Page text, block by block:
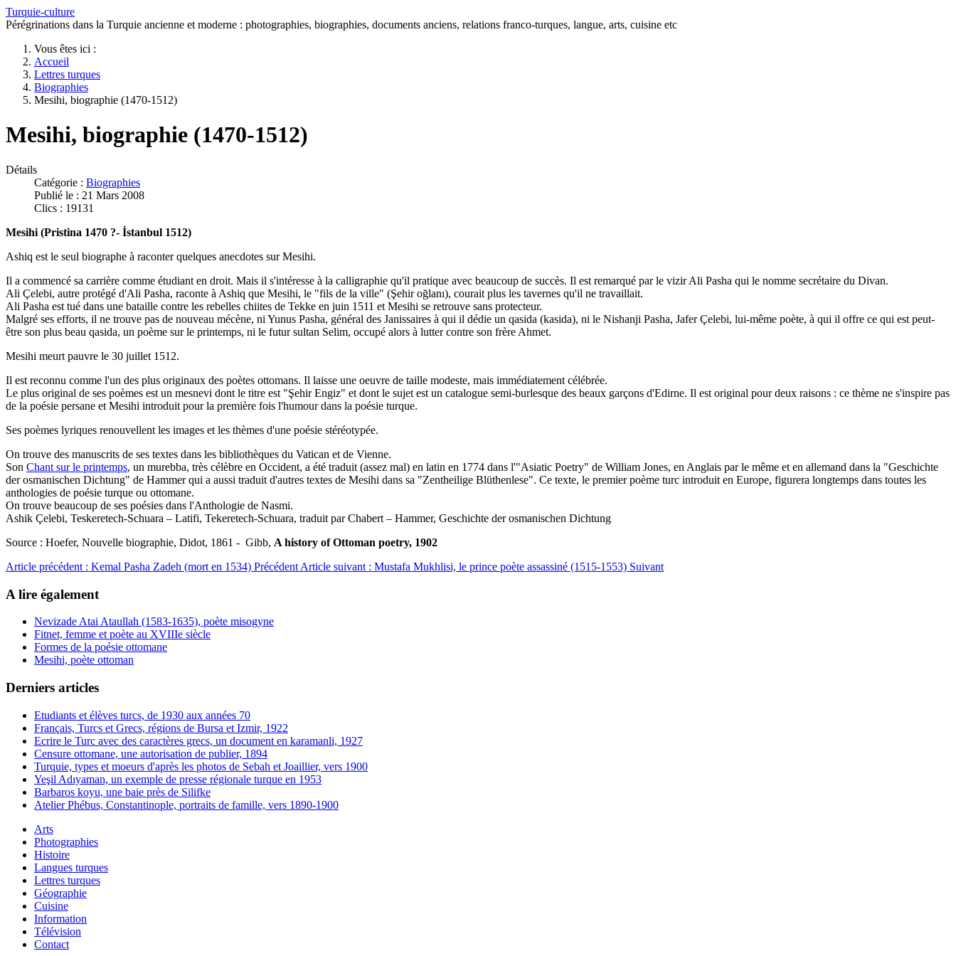
Turquie-culture
Pérégrinations dans la Turquie ancienne et moderne : photographies, biographies, documents anciens, relations franco-turques, langue, arts, cuisine etc
Vous êtes ici :
Accueil
Lettres turques
Biographies
Mesihi, biographie (1470-1512)
Mesihi, biographie (1470-1512)
Détails
Catégorie : Biographies
Publié le : 21 Mars 2008
Clics : 19131
Mesihi (Pristina 1470 ?- İstanbul 1512)
Ashiq est le seul biographe à raconter quelques anecdotes sur Mesihi.
Il a commencé sa carrière comme étudiant en droit. Mais il s'intéresse à la calligraphie qu'il pratique avec beaucoup de succès. Il est remarqué par le vizir Ali Pasha qui le nomme secrétaire du Divan.
Ali Çelebi, autre protégé d'Ali Pasha, raconte à Ashiq que Mesihi, le "fils de la ville" (Şehir oğlanı), courait plus les tavernes qu'il ne travaillait.
Ali Pasha est tué dans une bataille contre les rebelles chiites de Tekke en juin 1511 et Mesihi se retrouve sans protecteur.
Malgré ses efforts, il ne trouve pas de nouveau mécène, ni Yunus Pasha, général des Janissaires à qui il dédie un qasida (kasida), ni le Nishanji Pasha, JaferÇelebi, lui-même poète, à qui il offre ce qui est peut-
être son plus beau qasida, un poème sur le printemps, ni le futur sultan Selim, occupé alors à lutter contre son frère Ahmet.
Mesihi meurt pauvre le 30 juillet 1512.
Il est reconnu comme l'un des plus originaux des poètes ottomans. Il laisse une oeuvre de taille modeste, mais immédiatement célébrée.
Le plus original de ses poèmes est un mesnevi dont le titre est "Şehir Engiz" et dont le sujet est un catalogue semi-burlesque des beaux garçons d'Edirne. Il est original pour deux raisons : ce thème ne s'inspire pas
de la poésie persane et Mesihi introduit pour la première fois l'humour dans la poésie turque.
Ses poèmes lyriques renouvellent les images et les thèmes d'une poésie stéréotypée.
On trouve des manuscrits de ses textes dans les bibliothèques du Vatican et de Vienne.
Son Chant sur le printemps, un murebba, très célèbre en Occident, a été traduit (assez mal) en latin en 1774 dans l'"Asiatic Poetry" de William Jones, en Anglais par le même et en allemand dans la "Geschichte
der osmanischen Dichtung" de Hammer qui a aussi traduit d'autres textes de Mesihi dans sa "Zentheilige Blüthenlese". Ce texte, le premier poème turc introduit en Europe, figurera longtemps dans toutes les
anthologies de poésie turque ou ottomane.
On trouve beaucoup de ses poésies dans l'Anthologie de Nasmi.
Ashik Çelebi, Teskeretech-Schuara – Latifi, Tekeretech-Schuara, traduit par Chabert – Hammer, Geschichte der osmanischen Dichtung
Source : Hoefer, Nouvelle biographie, Didot, 1861 - Gibb, A history of Ottoman poetry, 1902
Article précédent : Kemal Pasha Zadeh (mort en 1534) Précédent Article suivant : Mustafa Mukhlisi, le prince poète assassiné (1515-1553) Suivant
A lire également
Nevizade Atai Ataullah (1583-1635), poète misogyne
Fitnet, femme et poète au XVIIIe siècle
Formes de la poésie ottomane
Mesihi, poète ottoman
Derniers articles
Etudiants et élèves turcs, de 1930 aux années 70
Français, Turcs et Grecs, régions de Bursa et Izmir, 1922
Ecrire le Turc avec des caractères grecs, un document en karamanli, 1927
Censure ottomane, une autorisation de publier, 1894
Turquie, types et moeurs d'après les photos de Sebah et Joaillier, vers 1900
Yeşil Adıyaman, un exemple de presse régionale turque en 1953
Barbaros koyu, une baie près de Silifke
Atelier Phébus, Constantinople, portraits de famille, vers 1890-1900
Arts
Photographies
Histoire
Langues turques
Lettres turques
Géographie
Cuisine
Information
Télévision
Contact